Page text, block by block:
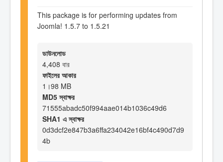
This package is for performing updates from
Joomla! 1.5.7 to 1.5.21
ডাউনলোড
4,408 বার
ফাইলের আকার
1।98 MB
MD5 স্বাক্ষর
71555abadc50f994aae014b1036c49d6
SHA1 এ স্বাক্ষর
0d3dcf2e847b3a6ffa234042e16bf4c490d7d9
4b